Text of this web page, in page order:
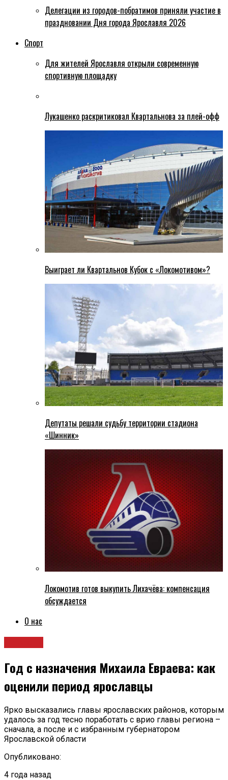
Делегации из городов-побратимов приняли участие в
праздновании Дня города Ярославля 2026
Спорт
Для жителей Ярославля открыли современную
спортивную площадку
Лукашенко раскритиковал Квартальнова за плей-офф
Выиграет ли Квартальнов Кубок с «Локомотивом»?
Депутаты решали судьбу территории стадиона
«Шинник»
Локомотив готов выкупить Лихачёва: компенсация
обсуждается
О нас
Год с назначения Михаила Евраева: как
оценили период ярославцы
Ярко высказались главы ярославских районов, которым
удалось за год тесно поработать с врио главы региона –
сначала, а после и с избранным губернатором
Ярославской области
Опубликовано:
4 года назад